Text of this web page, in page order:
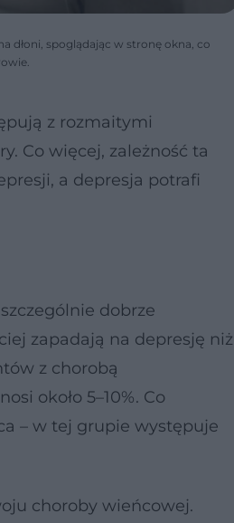
dłoni, spoglądając w stronę okna, co
z rozmaitymi
Co więcej, zależność ta
a depresja potrafi
dobrze
zapadają na depresję niż
z chorobą
około 5–10%. Co
– w tej grupie występuje
choroby wieńcowej.